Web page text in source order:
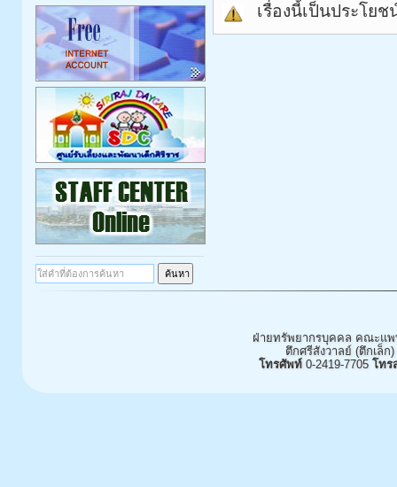
เรื่องนี้เป็นประโ
ฝ่ายทรัพยากรบุคคล คณะแ
ตึกศรีสังวาลย์ (ตึกเล็
โทรศัพท์0-2419-7705 โทร